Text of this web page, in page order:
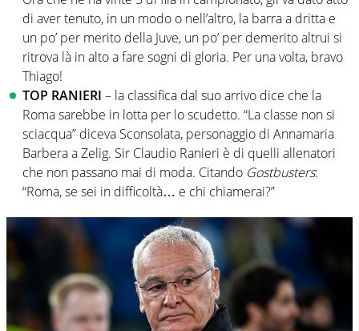
di aver tenuto, in un modo o nell’altro, la barra a dritta e
un po’ per merito della Juve, un po’ per demerito altrui si
ritrova là in alto a fare sogni di gloria. Per una volta, bravo
Thiago!
TOP RANIERI – la classifica dal suo arrivo dice che la
Roma sarebbe in lotta per lo scudetto. “La classe non si
sciacqua” diceva Sconsolata, personaggio di Annamaria
Barbera a Zelig. Sir Claudio Ranieri è di quelli allenatori
che non passano mai di moda. Citando Gostbusters:
“Roma, se sei in difficoltà… e chi chiamerai?”